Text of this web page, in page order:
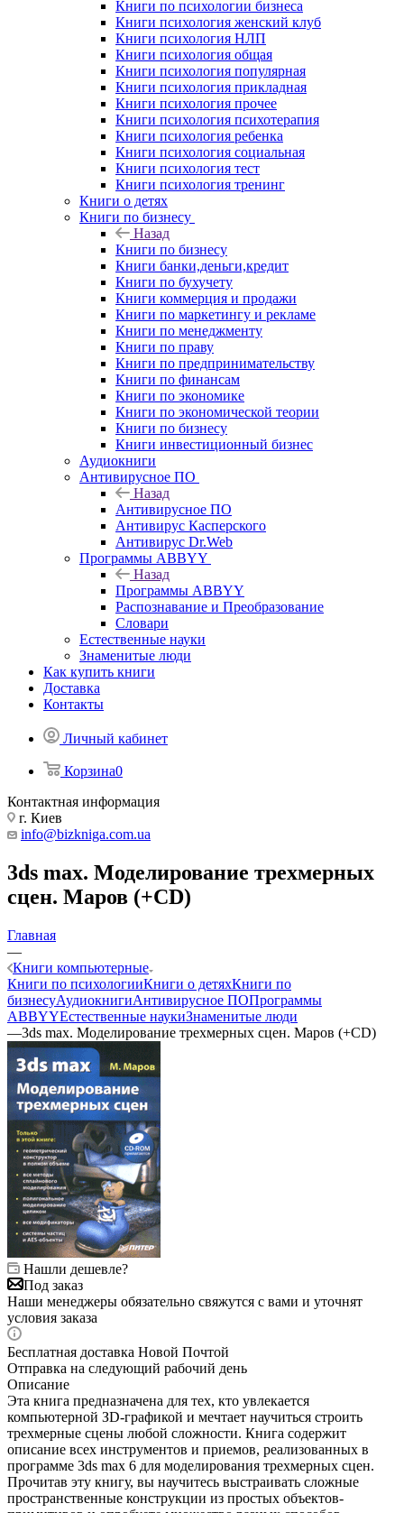
Книги по психологии бизнеса
Книги психология женский клуб
Книги психология НЛП
Книги психология общая
Книги психология популярная
Книги психология прикладная
Книги психология прочее
Книги психология психотерапия
Книги психология ребенка
Книги психология социальная
Книги психология тест
Книги психология тренинг
Книги о детях
Книги по бизнесу
Назад
Книги по бизнесу
Книги банки,деньги,кредит
Книги по бухучету
Книги коммерция и продажи
Книги по маркетингу и рекламе
Книги по менеджменту
Книги по праву
Книги по предпринимательству
Книги по финансам
Книги по экономике
Книги по экономической теории
Книги по бизнесу
Книги инвестиционный бизнес
Аудиокниги
Антивирусное ПО
Назад
Антивирусное ПО
Антивирус Касперского
Антивирус Dr.Web
Программы ABBYY
Назад
Программы ABBYY
Распознавание и Преобразование
Словари
Естественные науки
Знаменитые люди
Как купить книги
Доставка
Контакты
Личный кабинет
Корзина0
Контактная информация
г. Киев
info@bizkniga.com.ua
3ds max. Моделирование трехмерных
сцен. Маров (+СD)
Главная
—
Книги компьютерные
Книги по психологииКниги о детяхКниги по
бизнесуАудиокнигиАнтивирусное ПОПрограммы
ABBYYЕстественные наукиЗнаменитые люди
—3ds max. Моделирование трехмерных сцен. Маров (+СD)
Нашли дешевле?
Под заказ
Наши менеджеры обязательно свяжутся с вами и уточнят
условия заказа
Бесплатная доставка Новой Почтой
Отправка на следующий рабочий день
Описание
Эта книга предназначена для тех, кто увлекается
компьютерной ЗD-графикой и мечтает научиться строить
трехмерные сцены любой сложности. Книга содержит
описание всех инструментов и приемов, реализованных в
программе 3ds max 6 для моделирования трехмерных сцен.
Прочитав эту книгу, вы научитесь выстраивать сложные
пространственные конструкции из простых объектов-